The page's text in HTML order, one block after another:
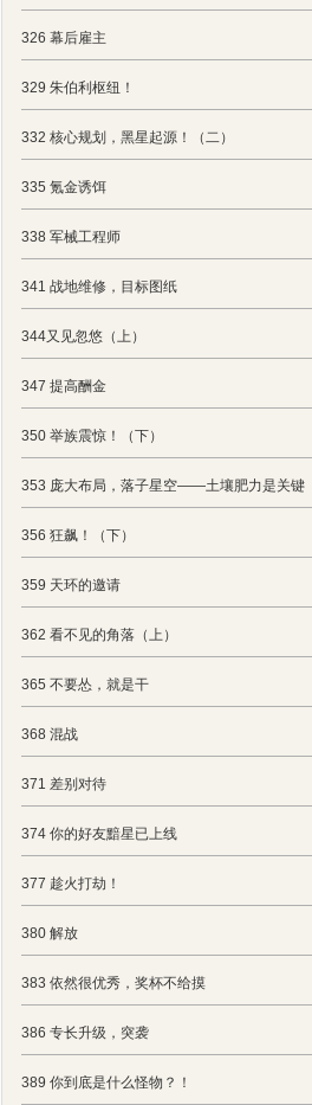
326 幕后雇主
329 朱伯利枢纽！
332 核心规划，黑星起源！（二）
335 氪金诱饵
338 军械工程师
341 战地维修，目标图纸
344又见忽悠（上）
347 提高酬金
350 举族震惊！（下）
353 庞大布局，落子星空——土壤肥力是关键
356 狂飙！（下）
359 天环的邀请
362 看不见的角落（上）
365 不要怂，就是干
368 混战
371 差别对待
374 你的好友黯星已上线
377 趁火打劫！
380 解放
383 依然很优秀，奖杯不给摸
386 专长升级，突袭
389 你到底是什么怪物？！